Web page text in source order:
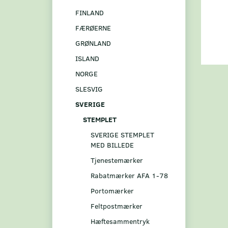
FINLAND
FÆRØERNE
GRØNLAND
ISLAND
NORGE
SLESVIG
SVERIGE
STEMPLET
SVERIGE STEMPLET
MED BILLEDE
Tjenestemærker
Rabatmærker AFA 1-78
Portomærker
Feltpostmærker
Hæftesammentryk